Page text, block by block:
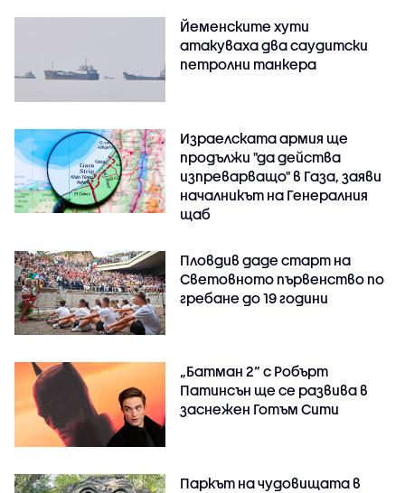
Йеменските хути
атакуваха два саудитски
петролни танкера
Израелската армия ще
продължи "да действа
изпреварващо" в Газа, заяви
началникът на Генералния
щаб
Пловдив даде старт на
Световното първенство по
гребане до 19 години
„Батман 2“ с Робърт
Патинсън ще се развива в
заснежен Готъм Сити
Паркът на чудовищата в